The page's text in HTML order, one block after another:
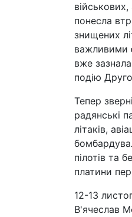
понесла
знищених
важливими
вже
подію
Тепер
радянські
літаків,
пілотів та
платини
12-13
В'ячеслав